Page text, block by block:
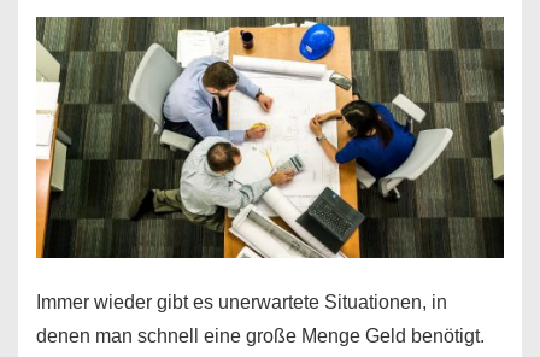
Na
klar!
Immer wieder gibt es unerwartete Situationen, in
denen man schnell eine große Menge Geld benötigt.